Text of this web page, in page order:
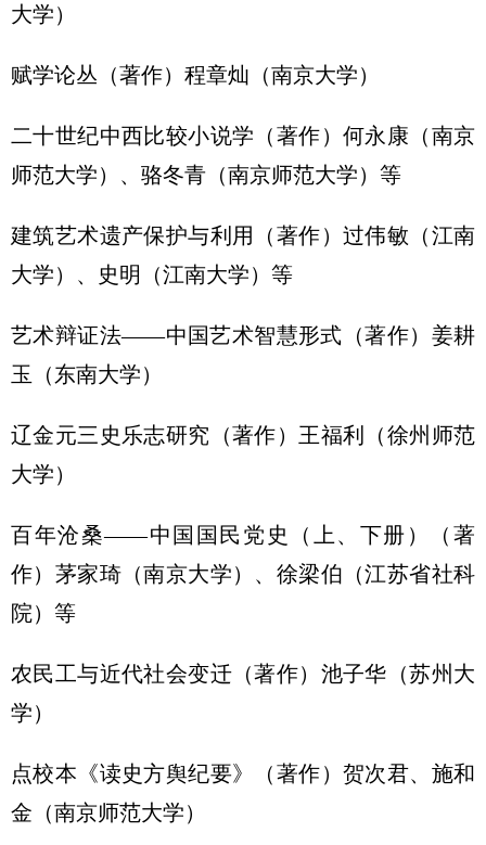
大学）
赋学论丛（著作）程章灿（南京大学）
二十世纪中西比较小说学（著作）何永康（南京
师范大学）、骆冬青（南京师范大学）等
建筑艺术遗产保护与利用（著作）过伟敏（江南
大学）、史明（江南大学）等
艺术辩证法——中国艺术智慧形式（著作）姜耕
玉（东南大学）
辽金元三史乐志研究（著作）王福利（徐州师范
大学）
百年沧桑——中国国民党史（上、下册）（著
作）茅家琦（南京大学）、徐梁伯（江苏省社科
院）等
农民工与近代社会变迁（著作）池子华（苏州大
学）
点校本《读史方舆纪要》（著作）贺次君、施和
金（南京师范大学）